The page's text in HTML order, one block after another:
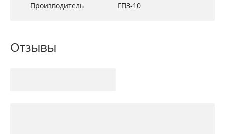
Производитель ГПЗ-10
Отзывы